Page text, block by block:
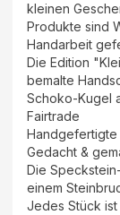
kleinen
Produkte sind
Handarbeit
Die Edition
bemalte
Schoko-Kugel
Fairtrade
Handgefertigte
Gedacht &
Die
einem
Jedes Stück